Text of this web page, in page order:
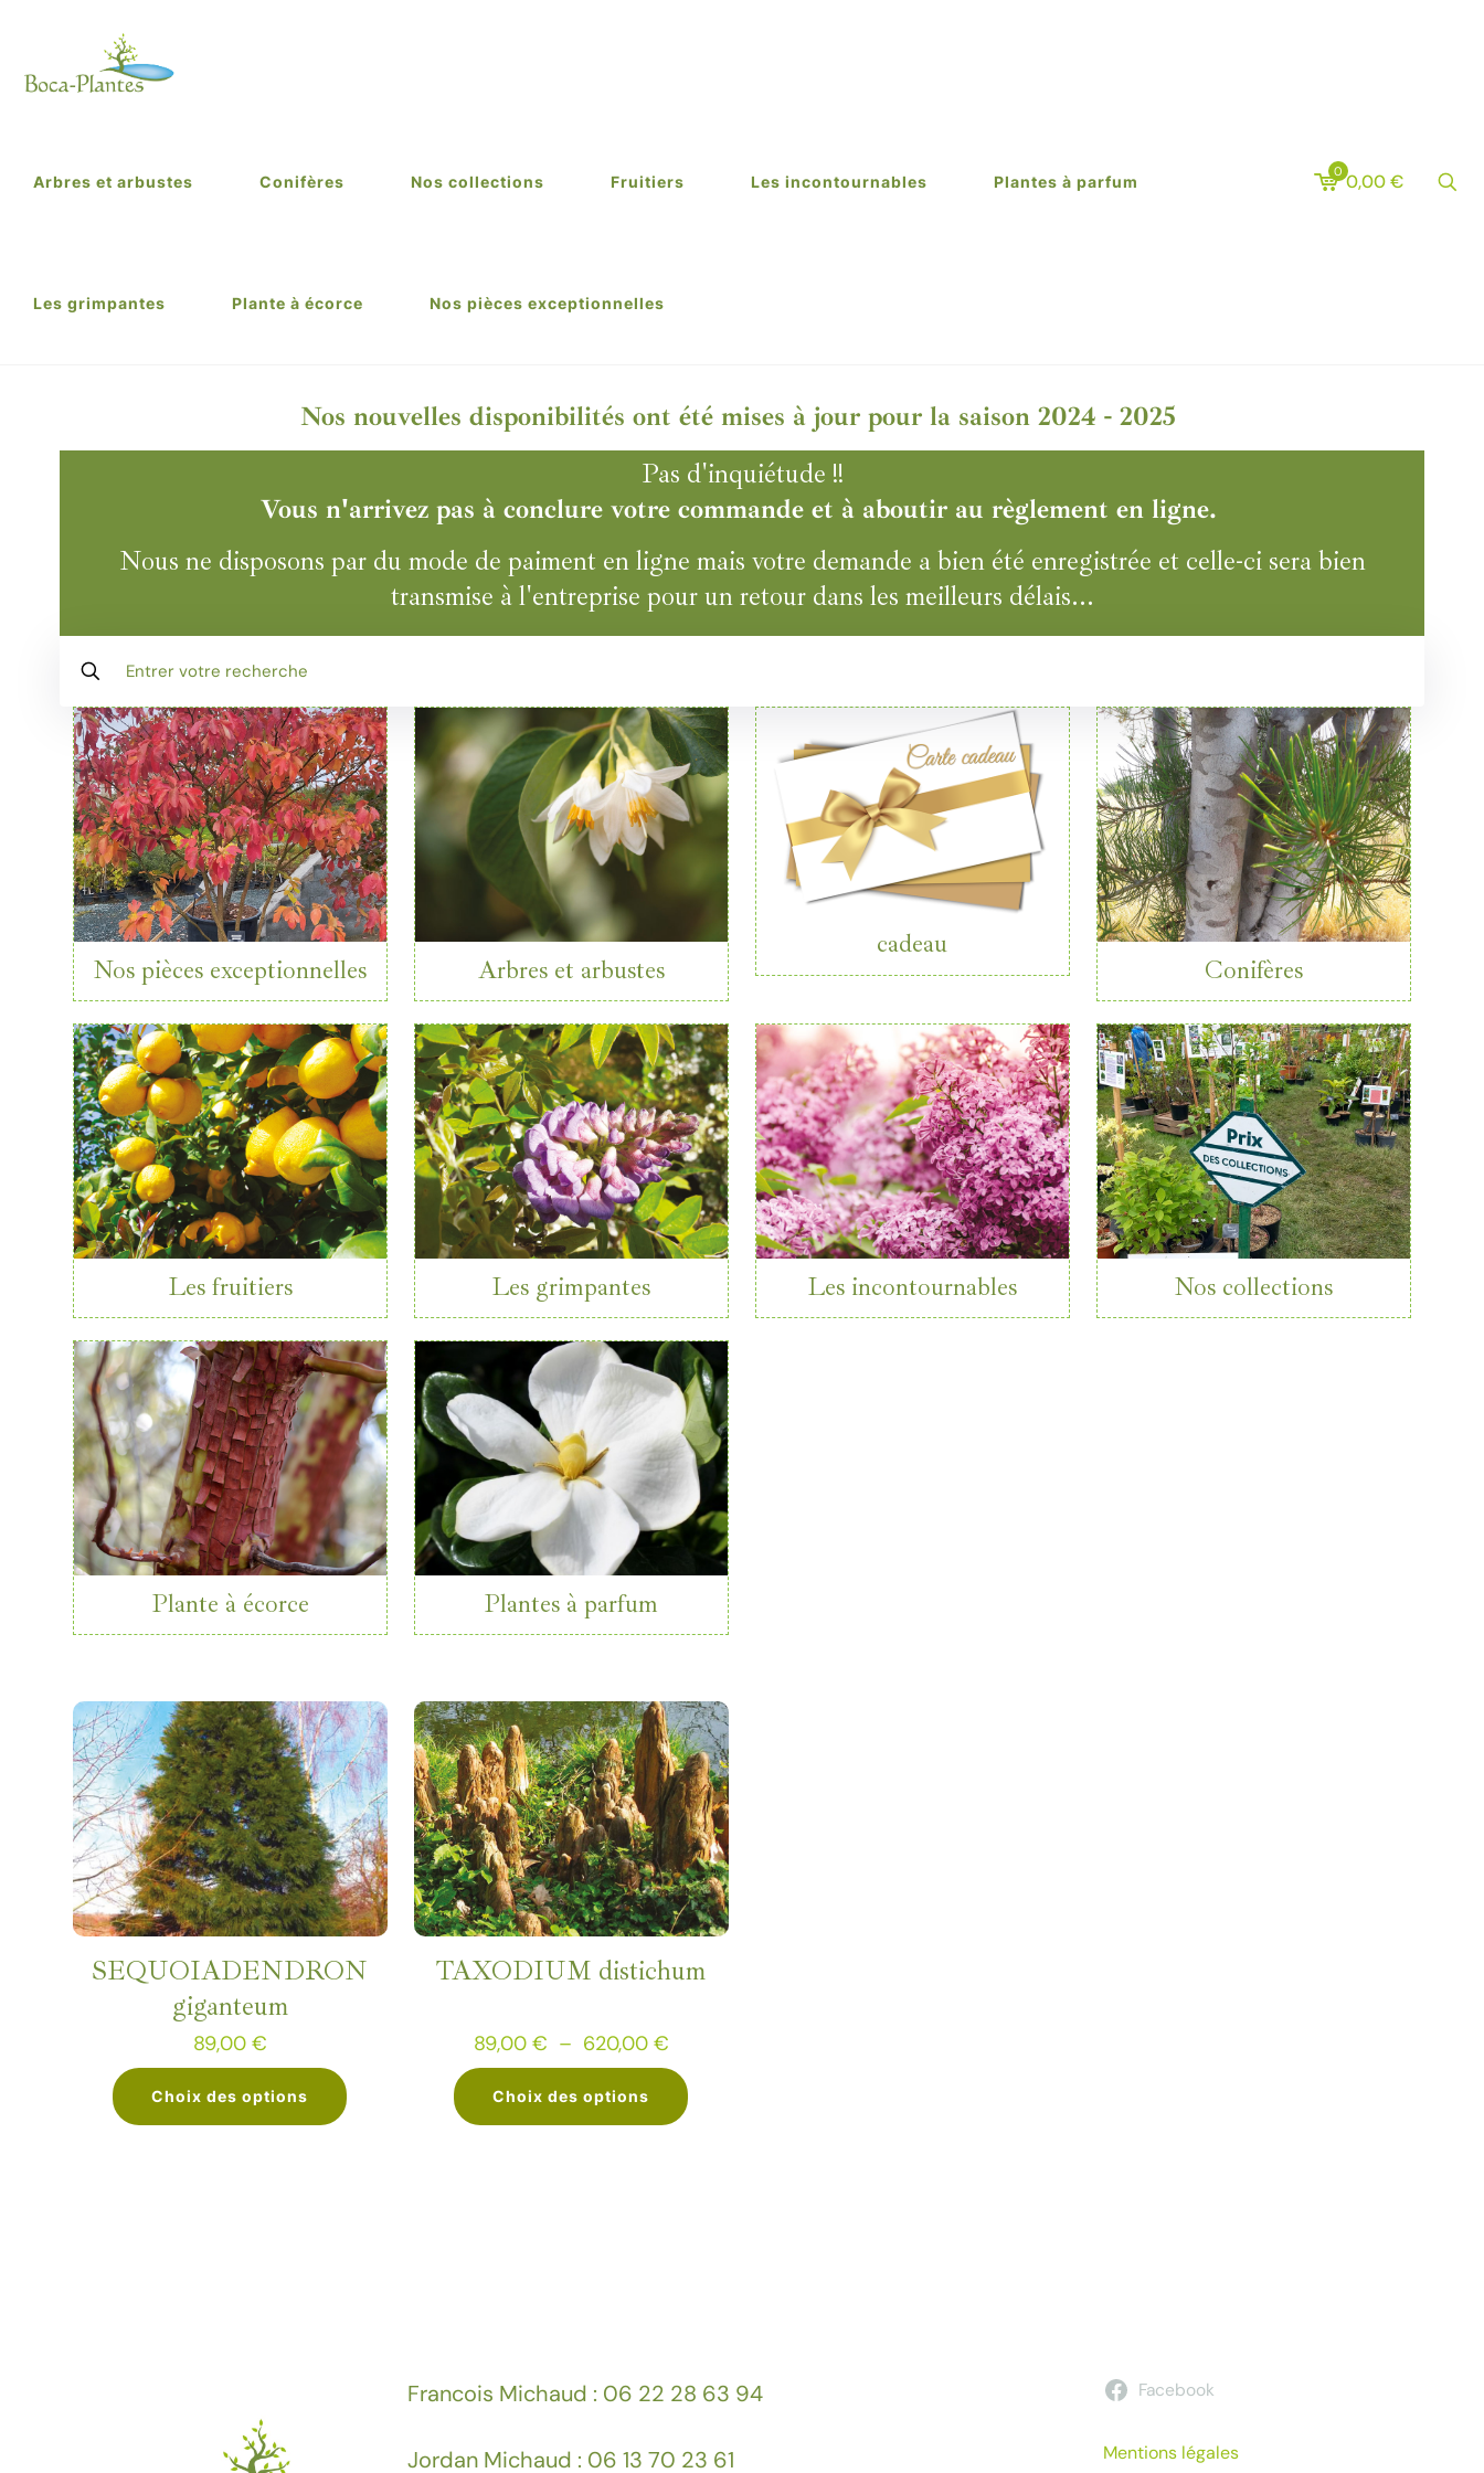
Arbres et arbustes Conifères Nos collections Fruitiers Les incontournables Plantes à parfum
Les grimpantes Plante à écorce Nos pièces exceptionnelles
0 0,00€
Nos nouvelles disponibilités ont été mises à jour pour la saison 2024 - 2025
Pas d'inquiétude !!
Vous n'arrivez pas à conclure votre commande et à aboutir au règlement en ligne.
Nous ne disposons par du mode de paiment en ligne mais votre demande a bien été enregistrée et celle-ci sera bien
transmise à l'entreprise pour un retour dans les meilleurs délais...
Nos pièces exceptionnelles Arbres et arbustes
cadeau
Conifères
Les fruitiers Les grimpantes Les incontournables Nos collections
Plante à écorce Plantes à parfum
SEQUOIADENDRON
giganteum
89,00 €
Choix des options
choisies
TAXODIUM distichum
89,00 € – 620,00 €Plage
de
prix :
Choix des options
peuvent
choisies
Francois Michaud : 06 22 28 63 94
Jordan Michaud : 06 13 70 23 61
Facebook
Mentions légales